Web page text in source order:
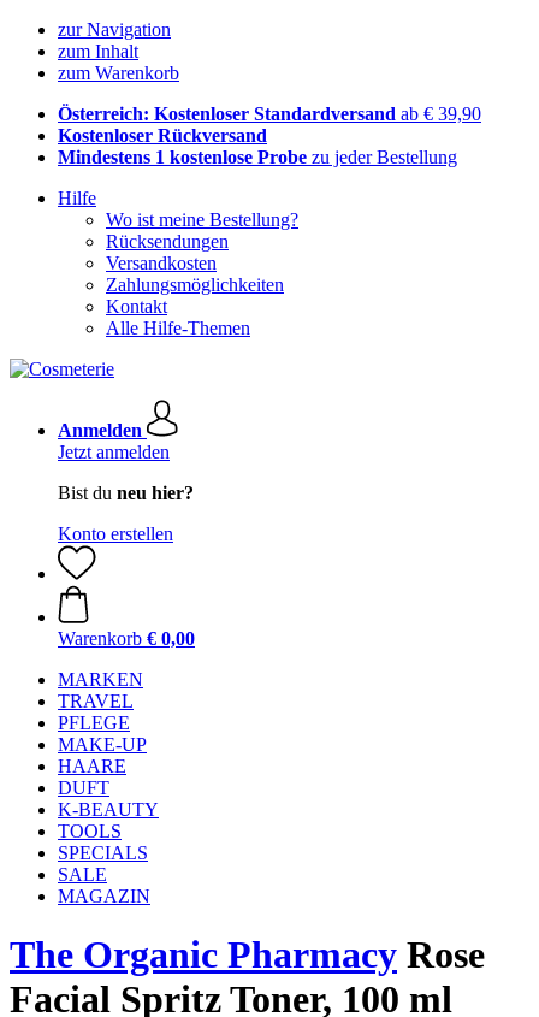
zur Navigation
zum Inhalt
zum Warenkorb
Österreich: Kostenloser Standardversand ab € 39,90
Kostenloser Rückversand
Mindestens 1 kostenlose Probe zu jeder Bestellung
Hilfe
Wo ist meine Bestellung?
Rücksendungen
Versandkosten
Zahlungsmöglichkeiten
Kontakt
Alle Hilfe-Themen
Anmelden
Jetzt anmelden
Bist du neu hier?
Konto erstellen
Warenkorb € 0,00
MARKEN
TRAVEL
PFLEGE
MAKE-UP
HAARE
DUFT
K-BEAUTY
TOOLS
SPECIALS
SALE
MAGAZIN
The Organic Pharmacy Rose
Facial Spritz Toner, 100 ml